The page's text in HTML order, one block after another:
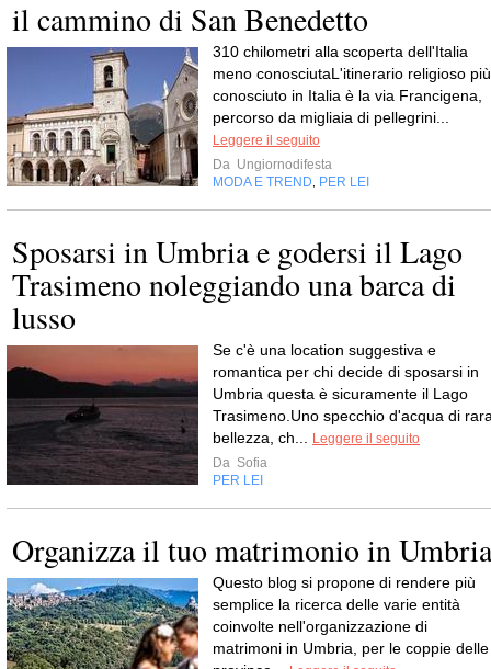
il cammino di San Benedetto
310 chilometri alla scoperta dell'Italia
meno conosciutaL'itinerario religioso più
conosciuto in Italia è la via Francigena,
percorso da migliaia di pellegrini...
Leggere il seguito
Da Ungiornodifesta
MODA E TREND PER LEI
Sposarsi in Umbria e godersi il Lago
Trasimeno noleggiando una barca di
lusso
Se c'è una location suggestiva e
romantica per chi decide di sposarsi in
Umbria questa è sicuramente il Lago
Trasimeno.Uno specchio d'acqua di
bellezza, ch...
Leggere il seguito
Da Sofia
PER LEI
Organizza il tuo matrimonio in Umbria
Questo blog si propone di rendere più
semplice la ricerca delle varie entità
coinvolte nell'organizzazione di
matrimoni in Umbria, per le coppie delle